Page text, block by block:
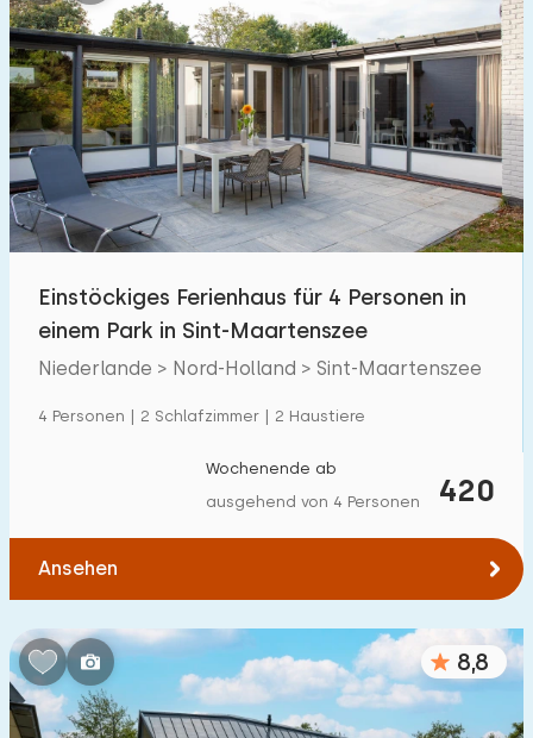
1 2 3 4 5
Badezimmer:
1 2 3 4 5
Entfernungen
Von Sint-Maartenszee(max. km) :
Zum Meer(max. km):
10 20
1 2
Zum Wasser(max. km) :
1 2 5 20
Einstöckiges Ferienhaus für 4 Personen in
einem Park in Sint-Maartenszee
Niederlande > Nord-Holland > Sint-Maartenszee
4 Personen | 2 Schlafzimmer | 2 Haustiere
420
Wochenende ab
ausgehend von 4 Personen
Ansehen
8,8